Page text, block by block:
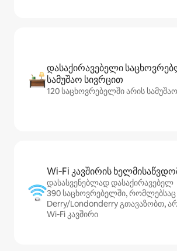
დასაქირავებელი
სამუშაო სივრცით
120 საცხოვრებელში არის
Wi‑Fi კავშირის
დასასვენებლად დასაქირავებელ
390 საცხოვრებელში, რომლებსაც
Derry/Londonderry გთავაზობთ,
Wi‑Fi კავშირი